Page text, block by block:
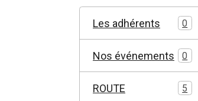
Les adhérents 0
Nos événements 0
ROUTE 5